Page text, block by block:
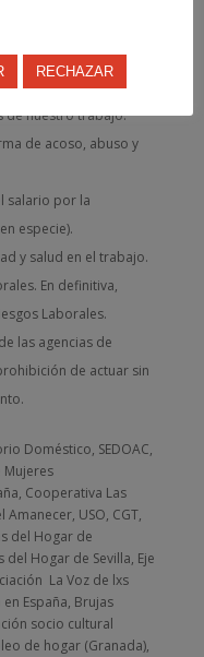
y a un convenio
de nuestro trabajo.
de acoso, abuso y
salario por la
especie).
y salud en el trabajo.
En definitiva,
Laborales.
las agencias de
de actuar sin
Doméstico, SEDOAC,
Mujeres
Cooperativa Las
USO, CGT,
del Hogar de
Hogar de Sevilla, Eje
La Voz de lxs
España, Brujas
socio cultural
de hogar (Granada),
RECHAZAR